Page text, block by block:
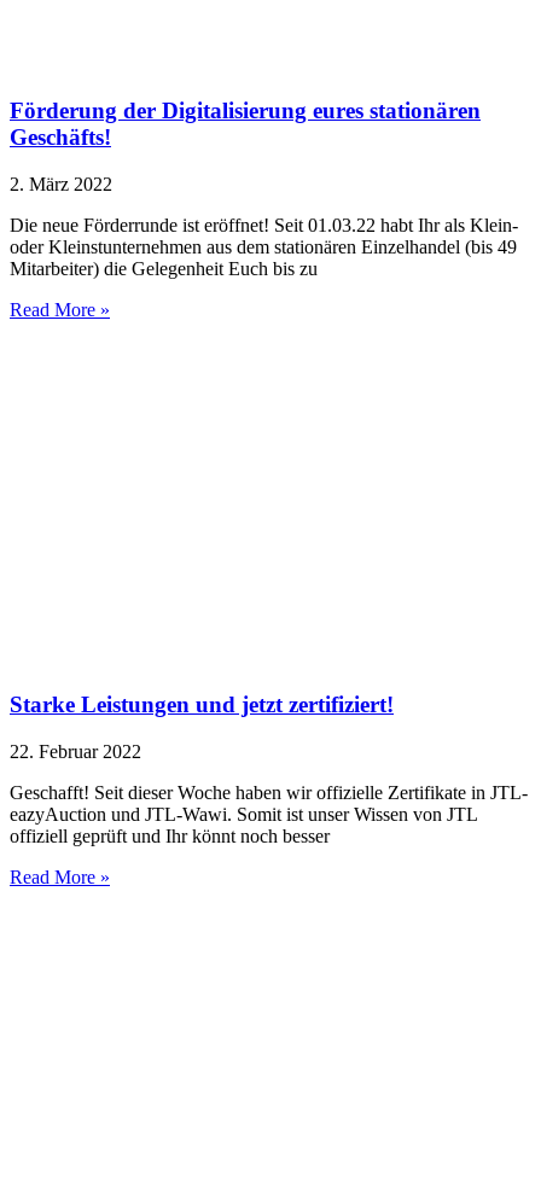
Förderung der Digitalisierung eures stationären
Geschäfts!
2. März 2022
Die neue Förderrunde ist eröffnet! Seit 01.03.22 habt Ihr als Klein-
oder Kleinstunternehmen aus dem stationären Einzelhandel (bis 49
Mitarbeiter) die Gelegenheit Euch bis zu
Read More »
Starke Leistungen und jetzt zertifiziert!
22. Februar 2022
Geschafft! Seit dieser Woche haben wir offizielle Zertifikate in JTL-
eazyAuction und JTL-Wawi. Somit ist unser Wissen von JTL
offiziell geprüft und Ihr könnt noch besser
Read More »